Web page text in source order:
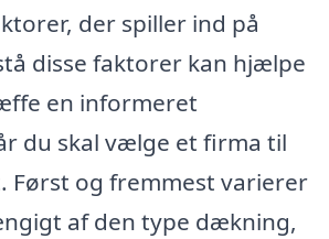
der spiller ind på
disse faktorer kan hjælpe
en informeret
du skal vælge et firma til
Først og fremmest varierer
af den type dækning,